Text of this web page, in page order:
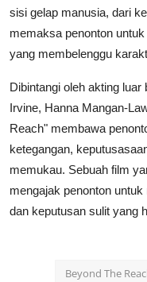
sisi gelap manusia, dari
memaksa penonton
yang membelenggu
Dibintangi oleh akting
Irvine, Hanna Mangan-
Reach" membawa
ketegangan,
memukau. Sebuah film
mengajak penonton
dan keputusan sulit yang
Beyond The